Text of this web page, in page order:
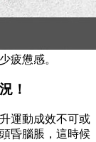
疲憊感。
！
運動成效不可或
昏腦脹，這時候